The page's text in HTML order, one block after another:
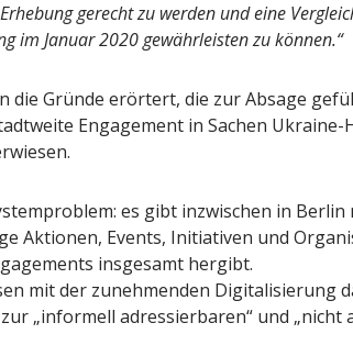
gerecht zu werden und eine
im Januar 2020 gewährleisten zu können.“
die Gründe erörtert, die zur Absage
Engagement in Sachen Ukraine-
es gibt inzwischen in
Aktionen, Events, Initiativen und
insgesamt hergibt.
mit der zunehmenden Digitalisierung
„informell adressierbaren“ und „nicht